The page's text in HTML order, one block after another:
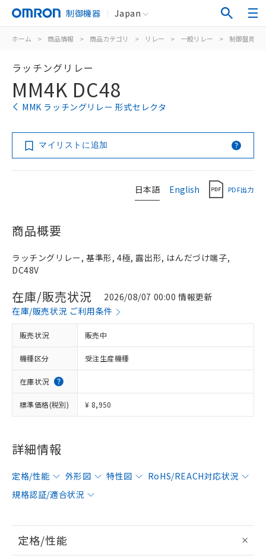
制御機器 Japan
ホーム > 商品情報 > 商品カテゴリ > リレー > 一般リレー > 制御盤用
ラッチングリレー
MM4K DC48
MMK ラッチングリレー 形式セレクタ
マイリストに追加
日本語 English PDF出力
商品概要
ラッチングリレー, 基準形, 4極, 露出形, はんだづけ端子,
DC48V
在庫/販売状況
2026/08/07 00:00 情報更新
在庫/販売状況 ご利用条件
販売状況 販売中
機種区分 受注生産機種
在庫状況
標準価格(税別) ¥ 8,950
詳細情報
定格/性能 外形図 特性図
RoHS/REACH対応状況
規格認証/適合状況
定格/性能